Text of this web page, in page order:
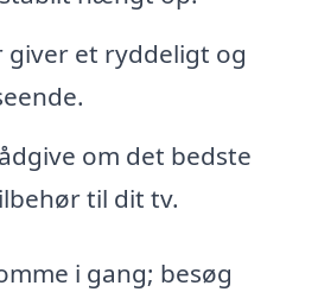
giver et ryddeligt og
om det bedste
til dit tv.
i gang; besøg